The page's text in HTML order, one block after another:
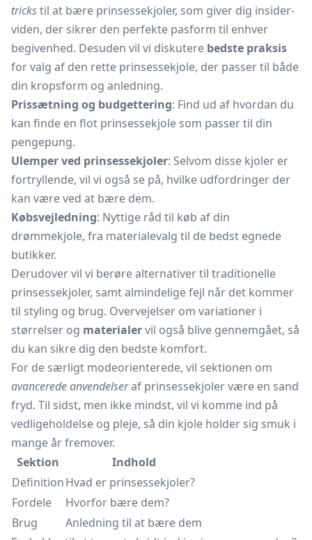
trickstil at bære prinsessekjoler, som giver dig insider-
viden, der sikrer den perfekte pasform til enhver
begivenhed. Desuden vil vi diskutere bedste praksis
for valg af den rette prinsessekjole, der passer til både
din kropsform og anledning.
Prissætning og budgettering: Find ud af hvordan du
kan finde en flot prinsessekjole som passer til din
pengepung.
Ulemper ved prinsessekjoler: Selvom disse kjoler er
fortryllende, vil vi også se på, hvilke udfordringer der
kan være ved at bære dem.
Købsvejledning: Nyttige råd til køb af din
drømmekjole, fra materialevalg til de bedst egnede
butikker.
Derudover vil vi berøre alternativer til traditionelle
prinsessekjoler, samt almindelige fejl når det kommer
til styling og brug. Overvejelser om variationer i
størrelser og materialervil også blive gennemgået, så
du kan sikre dig den bedste komfort.
For de særligt modeorienterede, vil sektionen om
avancerede anvendelseraf prinsessekjoler være en sand
fryd. Til sidst, men ikke mindst, vil vi komme ind på
vedligeholdelse og pleje, så din kjole holder sig smuk i
mange år fremover.
Sektion
Indhold
DefinitionHvad er prinsessekjoler?
Fordele
Hvorfor bære dem?
Brug
Anledning til at bære dem